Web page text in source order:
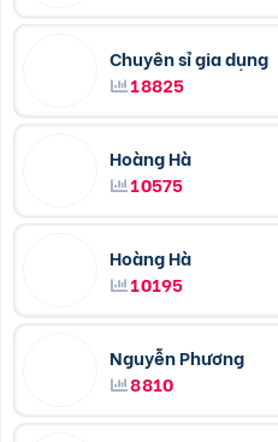
Chuyên sỉ gia dụng
18825
Hoàng Hà
10575
Hoàng Hà
10195
Nguyễn Phương
8810